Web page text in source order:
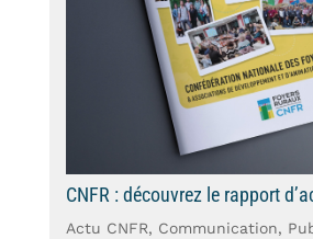
CNFR : découvrez le rapport
Actu CNFR, Communication,